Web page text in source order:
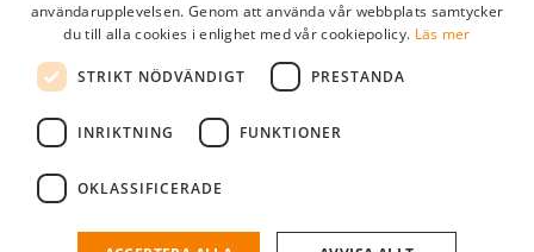
Lösenord
kom ihåg mig
logga in
Kostnadsfri företagsprofil
och söka efter passande kandidater till ditt företag.
användarupplevelsen. Genom att använda vår webbplats samtycker
du till alla cookies i enlighet med vår cookiepolicy. Läs mer
STRIKT NÖDVÄNDIGT PRESTANDA
INRIKTNING FUNKTIONER
OKLASSIFICERADE